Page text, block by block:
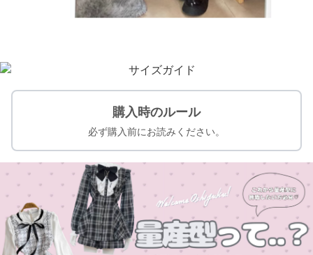
購入時のルール
必ず購入前にお読みください。